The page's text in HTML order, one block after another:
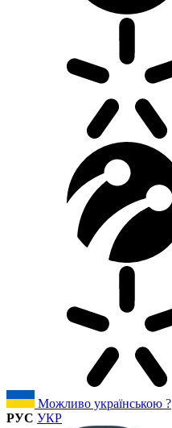
Можливо українською ?
РУС УКР